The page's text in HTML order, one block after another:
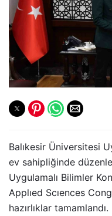
Balıkesir Üniversitesi
ev sahipliğinde
Uygulamalı Bilimler
Applıed Scıences
hazırlıklar tamamlandı.